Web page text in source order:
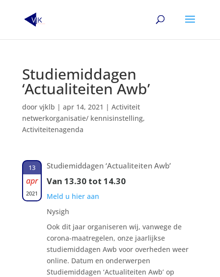
Studiemiddagen
‘Actualiteiten Awb’
door vjklb | apr 14, 2021 | Activiteit
netwerkorganisatie/ kennisinstelling,
Activiteitenagenda
13
apr
2021
Studiemiddagen ‘Actualiteiten Awb’
Van 13.30 tot 14.30
Meld u hier aan
Nysigh
Ook dit jaar organiseren wij, vanwege de
corona-maatregelen, onze jaarlijkse
studiemiddagen Awb voor overheden weer
online. Datum en onderwerpen
Studiemiddagen ‘Actualiteiten Awb’ op